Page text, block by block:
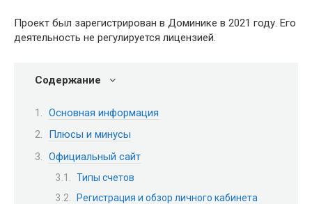
Проект был зарегистрирован в Доминике в 2021 году. Его
деятельность не регулируется лицензией.
Содержание
Основная информация
Плюсы и минусы
Официальный сайт
Типы счетов
Регистрация и обзор личного кабинета